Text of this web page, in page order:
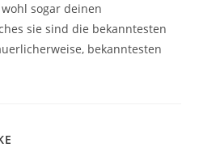
sogar deinen
sie sind die bekanntesten
bekanntesten